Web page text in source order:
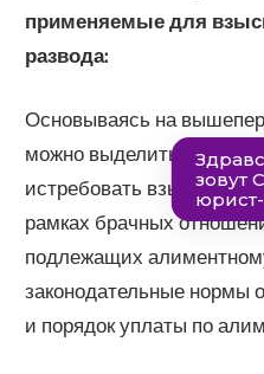
применяемые для
развода:
Основываясь на
можно выделить
истребовать взыскания
рамках брачных
подлежащих
законодательные нормы
и порядок уплаты по